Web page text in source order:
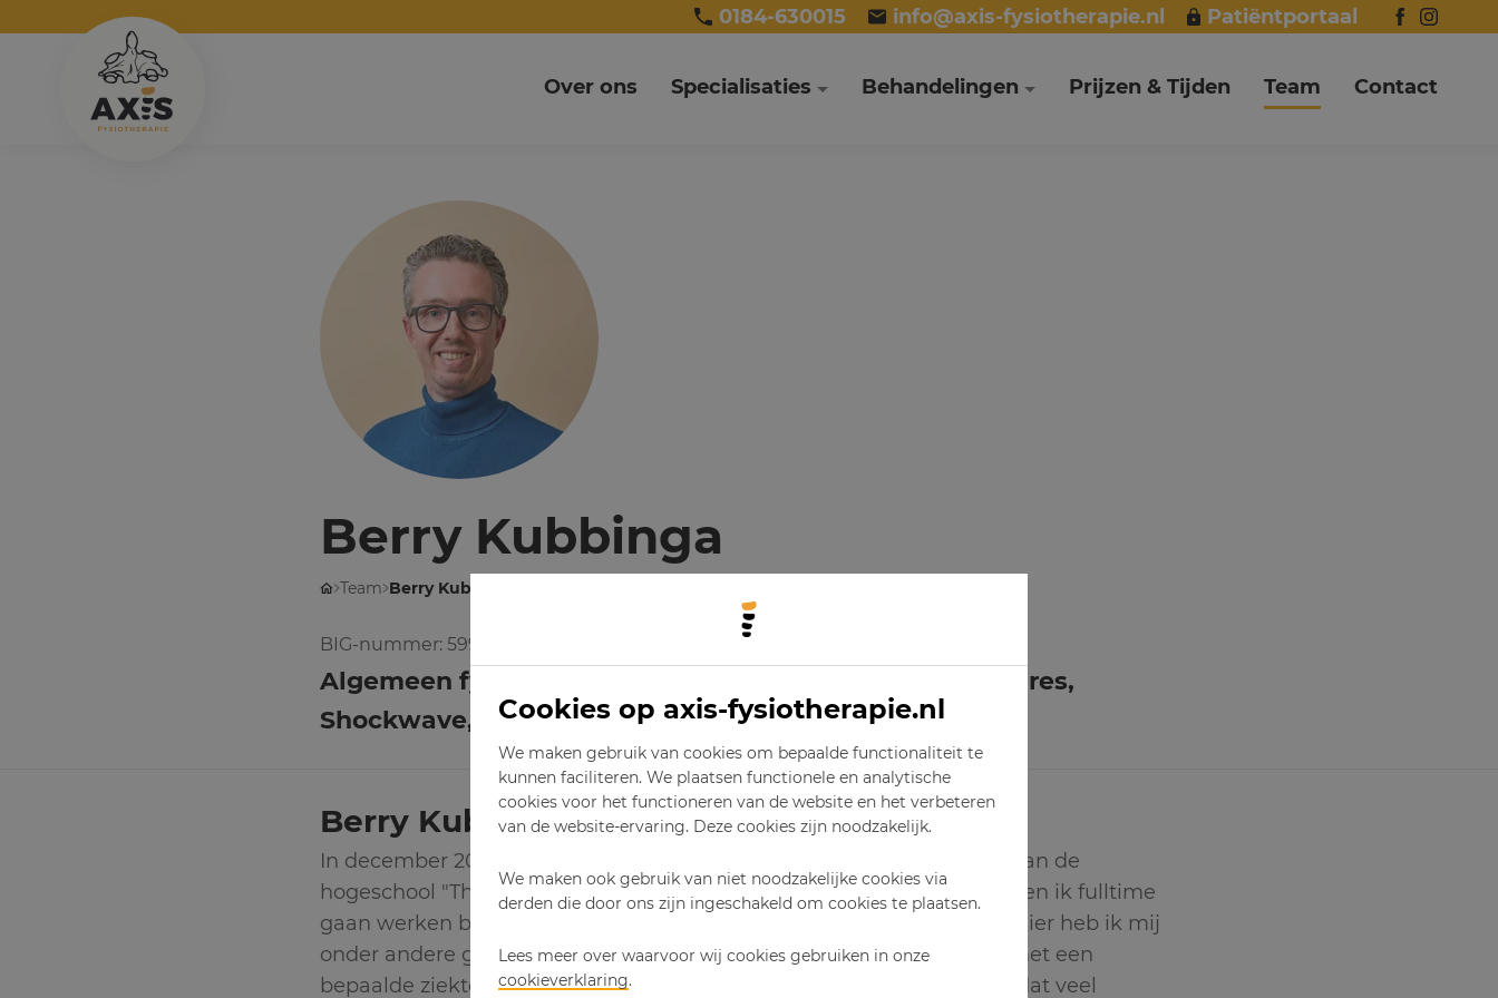
Cookies op axis-fysiotherapie.nl
We maken gebruik van cookies om bepaalde functionaliteit te
kunnen faciliteren. We plaatsen functionele en analytische
cookies voor het functioneren van de website en het verbeteren
van de website-ervaring. Deze cookies zijn noodzakelijk.
We maken ook gebruik van niet noodzakelijke cookies via
derden die door ons zijn ingeschakeld om cookies te plaatsen.
Lees meer over waarvoor wij cookies gebruiken in onze
cookieverklaring.
0184-630015 info@axis-fysiotherapie.nl Patiëntportaal
Over ons Specialisaties Behandelingen Prijzen & Tijden Team Contact
Berry Kubbinga
Team Berry Kubbinga
BIG-nummer 59909514904
Algemeen fysiotherapeut, Medical taping, Sport blessures,
Shockwave, Parkinson
Berry Kubbinga
In december 2007 ben ik afgestudeerd als algemeen fysiotherapeut aan de
hogeschool "Thim van der Laan" te Nieuwegein. Na mijn afstuderen ben ik fulltime
gaan werken bij een sport-fysiotherapeutisch centrum in Dordrecht. Hier heb ik mij
onder andere gespecialiseerd in beweegprogramma's voor mensen met een
bepaalde ziekte en/of aandoening en in het Medical Taping Concept, dat veel